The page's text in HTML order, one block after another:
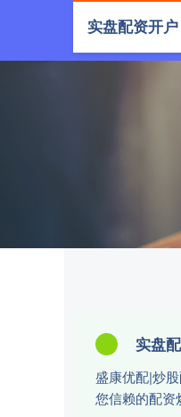
实盘
盛康优配|炒
您信赖的配资
实盘配资开户